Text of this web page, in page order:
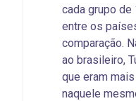
cada grupo
entre os
comparação.
ao brasileiro,
que eram
naquele